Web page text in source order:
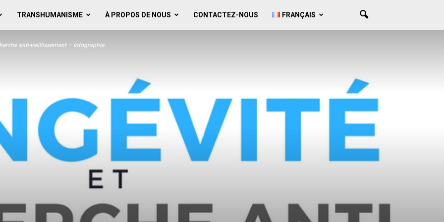
TRANSHUMANISME À PROPOS DE NOUS CONTACTEZ-NOUS FRANÇAIS
anti-vieillissement – Infographie